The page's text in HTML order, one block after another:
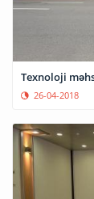
Texnoloji
26-04-2018